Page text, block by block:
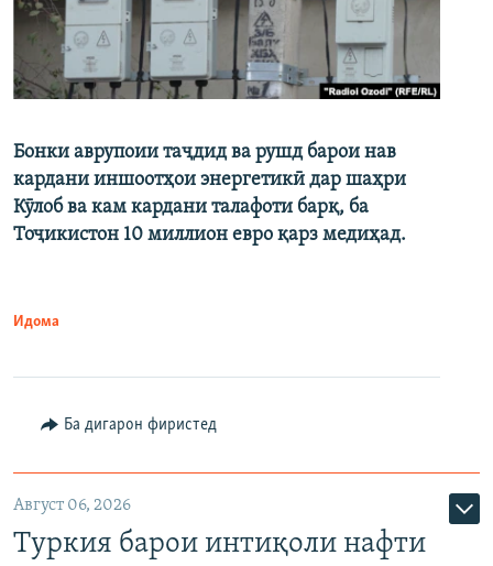
Бонки аврупоии таҷдид ва рушд барои нав
кардани иншоотҳои энергетикӣ дар шаҳри
Кӯлоб ва кам кардани талафоти барқ, ба
Тоҷикистон 10 миллион евро қарз медиҳад.
Идома
Ба дигарон фиристед
Август 06, 2026
Туркия барои интиқоли нафти